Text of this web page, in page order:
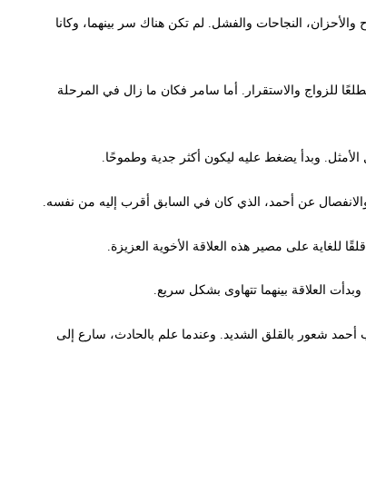
النجاحات والفشل. لم تكن هناك سر بينهما، وكانا
للزواج والاستقرار. أما سامر فكان ما زال في المرحلة
وبدأ يضغط عليه ليكون أكثر جدية وطموحًا.
عن أحمد، الذي كان في السابق أقرب إليه من نفسه.
للغاية على مصير هذه العلاقة الأخوية العزيزة.
العلاقة بينهما تتهاوى بشكل سريع.
شعور بالقلق الشديد. وعندما علم بالحادث، سارع إلى